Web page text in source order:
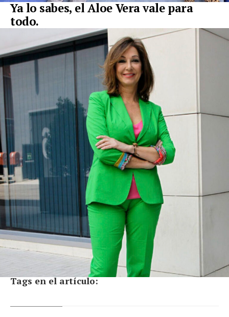
Ya lo sabes, el Aloe Vera vale para
todo.
Tags en el artículo: